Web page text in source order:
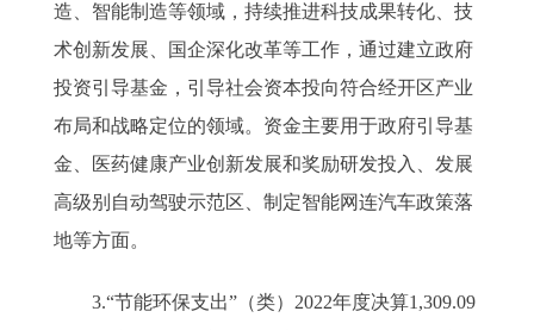
造、智能制造等领域，持续推进科技成果转化、技
术创新发展、国企深化改革等工作，通过建立政府
投资引导基金，引导社会资本投向符合经开区产业
布局和战略定位的领域。资金主要用于政府引导基
金、医药健康产业创新发展和奖励研发投入、发展
高级别自动驾驶示范区、制定智能网连汽车政策落
地等方面。
3.“节能环保支出”（类）2022年度决算1,309.09